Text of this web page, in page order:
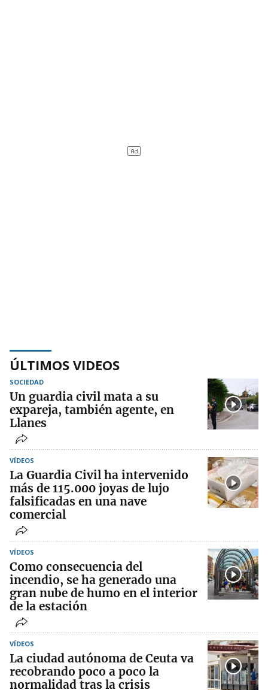
ÚLTIMOS VIDEOS
SOCIEDAD
Un guardia civil mata a su
expareja, también agente, en
Llanes
VÍDEOS
La Guardia Civil ha intervenido
más de 115.000 joyas de lujo
falsificadas en una nave
comercial
VÍDEOS
Como consecuencia del
incendio, se ha generado una
gran nube de humo en el interior
de la estación
VÍDEOS
La ciudad autónoma de Ceuta va
recobrando poco a poco la
normalidad tras la crisis